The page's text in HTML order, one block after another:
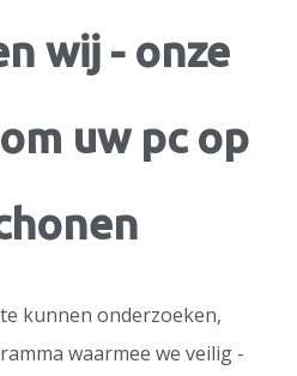
wij - onze
uw pc op
kunnen onderzoeken,
waarmee we veilig -